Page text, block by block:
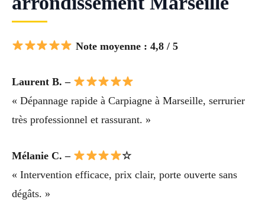
Note moyenne : 4,8 / 5
Laurent B. –
« Dépannage rapide à Carpiagne à Marseille, serrurier
très professionnel et rassurant. »
Mélanie C. –
☆
« Intervention efficace, prix clair, porte ouverte sans
dégâts. »